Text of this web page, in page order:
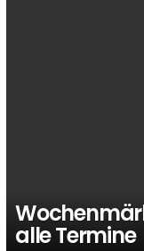
alle Termine